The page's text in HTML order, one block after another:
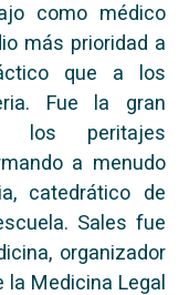
como médico
más prioridad a
que a los
Fue la gran
los peritajes
a menudo
catedrático de
Sales fue
organizador
la Medicina Legal